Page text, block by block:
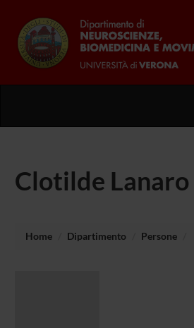
Clotilde Lanaro
Home Dipartimento Persone